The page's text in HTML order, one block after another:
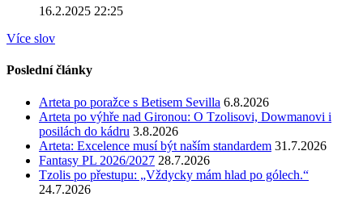
16.2.2025 22:25
Více slov
Poslední články
Arteta po poražce s Betisem Sevilla 6.8.2026
Arteta po výhře nad Gironou: O Tzolisovi, Dowmanovi i
posilách do kádru 3.8.2026
Arteta: Excelence musí být naším standardem 31.7.2026
Fantasy PL 2026/2027 28.7.2026
Tzolis po přestupu: „Vždycky mám hlad po gólech.“
24.7.2026